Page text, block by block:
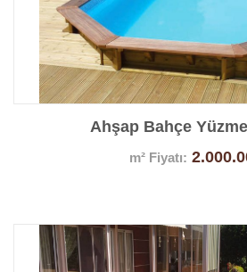
Ahşap Bahçe
m² Fiyatı: